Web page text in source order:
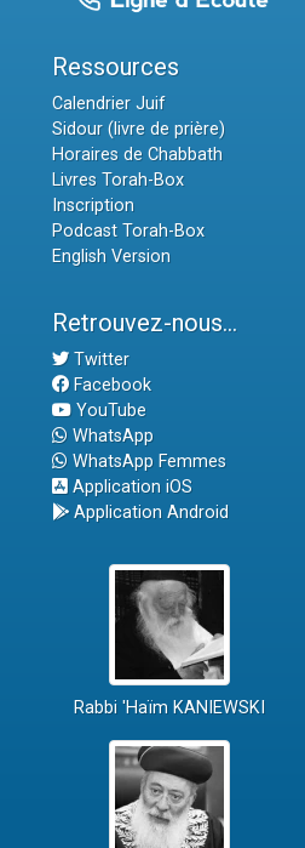
Ressources
Calendrier Juif
Sidour (livre de prière)
Horaires de Chabbath
Livres Torah-Box
Inscription
Podcast Torah-Box
English Version
Retrouvez-nous...
Twitter
Facebook
YouTube
WhatsApp
WhatsApp Femmes
Application iOS
Application Android
Rabbi 'Haïm KANIEWSKI